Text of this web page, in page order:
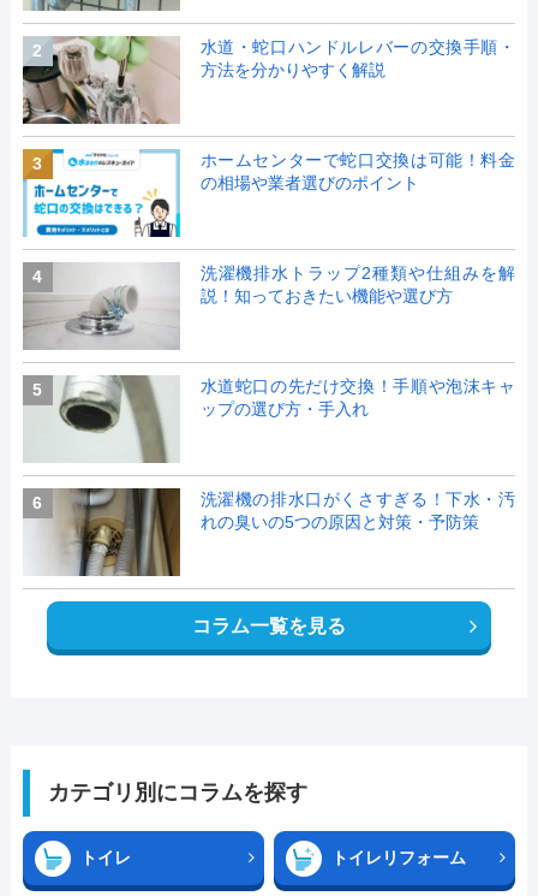
2
水道・蛇口ハンドルレバーの交換手順・
方法を分かりやすく解説
3
ホームセンターで蛇口交換は可能！料金
の相場や業者選びのポイント
4
洗濯機排水トラップ2種類や仕組みを解
説！知っておきたい機能や選び方
5
水道蛇口の先だけ交換！手順や泡沫キャ
ップの選び方・手入れ
6
洗濯機の排水口がくさすぎる！下水・汚
れの臭いの5つの原因と対策・予防策
コラム一覧を見る
カテゴリ別にコラムを探す
トイレ トイレリフォーム